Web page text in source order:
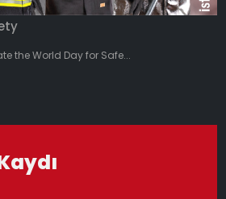
the World Day for Safe...